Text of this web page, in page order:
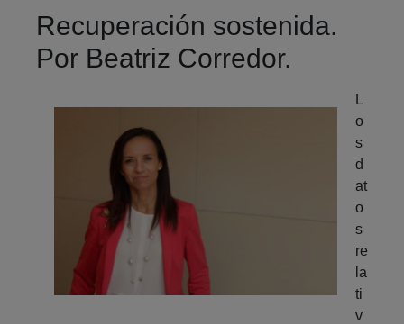
Recuperación sostenida.
Por Beatriz Corredor.
L
o
s
d
at
o
s
re
la
ti
v